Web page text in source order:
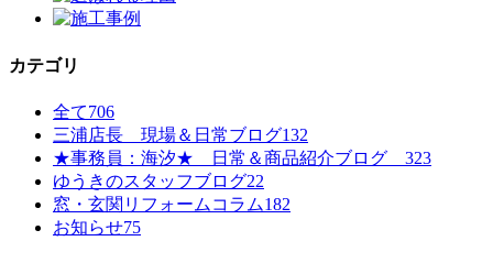
カテゴリ
全て706
三浦店長 現場＆日常ブログ132
★事務員：海汐★ 日常＆商品紹介ブログ 323
ゆうきのスタッフブログ22
窓・玄関リフォームコラム182
お知らせ75